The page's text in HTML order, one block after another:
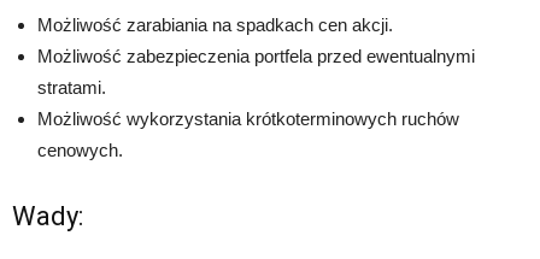
Możliwość zarabiania na spadkach cen akcji.
Możliwość zabezpieczenia portfela przed ewentualnymi
stratami.
Możliwość wykorzystania krótkoterminowych ruchów
cenowych.
Wady: